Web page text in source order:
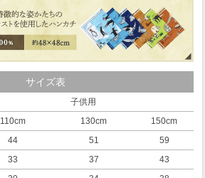
サイズ表
子供用
110cm
130cm
150cm
44 51
59
33 37
43